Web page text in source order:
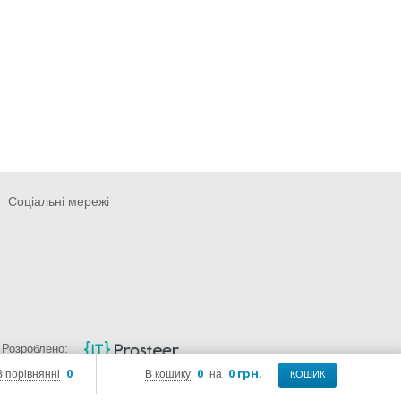
В кошику 0 на 0 грн. КОШИК
порівнянні 0
Соціальні мережі
Розроблено: